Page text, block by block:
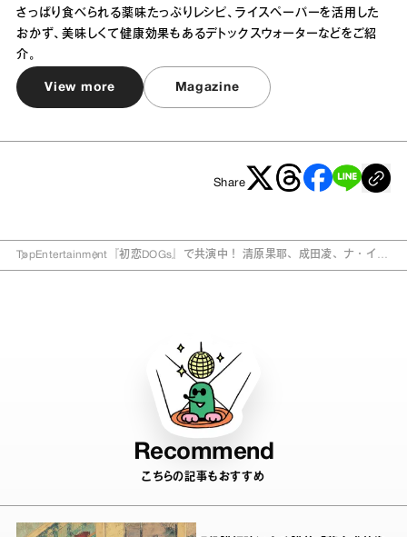
さっぱり食べられる薬味たっぷりレシピ、ライスペーパーを活用した
おかず、美味しくて健康効果もあるデトックスウォーターなどをご紹
介。
View more Magazine
Share
TopEntertainment 『初恋DOGs』で共演中！ 清原果耶、成田凌、ナ・イヌ
Recommend
こちらの記事もおすすめ